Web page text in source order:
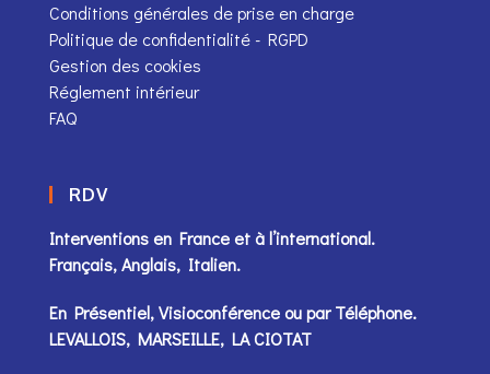
Conditions générales de prise en charge
Politique de confidentialité - RGPD
Gestion des cookies
Réglement intérieur
FAQ
RDV
Interventions en France et à l’international.
Français, Anglais, Italien.
En Présentiel, Visioconférence ou parTéléphone.
LEVALLOIS, MARSEILLE, LA CIOTAT